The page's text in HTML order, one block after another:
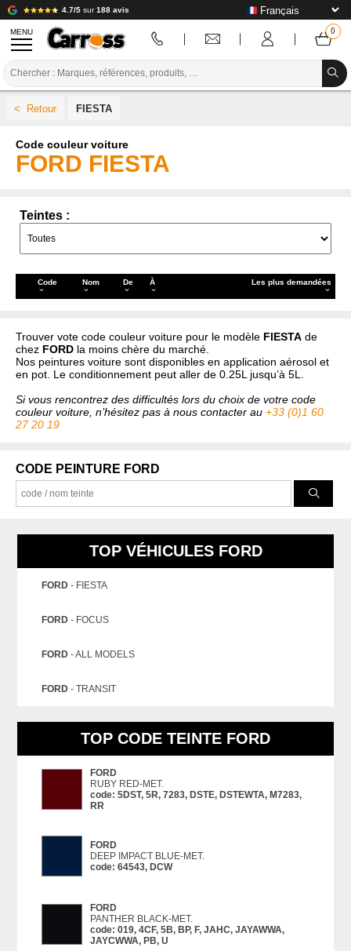
4.7/5 sur188 avis
MENU
CONSOMMABLE CARROSSERIE
ÉQUIPEMENT ATELIER CARROSSERIE
MARQUES
TUTORIEL & CONSEILS
QUI SOMMES NOUS ?
FIESTA
Code couleur voiture
FORD FIESTA
Teintes :
Code Nom De À Les plus demandées
Trouver vote code couleur voiture pour le modèle FIESTA de
chez FORD la moins chère du marché.
Nos peintures voiture sont disponibles en application aérosol et
en pot. Le conditionnement peut aller de 0.25L jusqu’à 5L.
Si vous rencontrez des difficultés lors du choix de votre code
couleur voiture, n’hésitez pas à nous contacter au +33 (0)1 60
27 20 19
CODE PEINTURE FORD
TOP VÉHICULES FORD
FORD- FIESTA
FORD- FOCUS
FORD- ALL MODELS
FORD- TRANSIT
TOP CODE TEINTE FORD
FORD
RUBY RED-MET.
code: 5DST, 5R, 7283, DSTE, DSTEWTA, M7283,
RR
FORD
DEEP IMPACT BLUE-MET.
code: 64543, DCW
FORD
PANTHER BLACK-MET.
code: 019, 4CF, 5B, BP, F, JAHC, JAYAWWA,
JAYCWWA, PB, U